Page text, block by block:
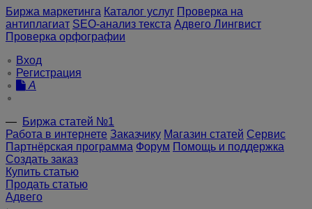
Биржа маркетинга Каталог услуг Проверка на
антиплагиат SEO-анализ текста Адвего Лингвист
Проверка орфографии
Вход
Регистрация
A
—
Биржа статей №1
Работа в интернете Заказчику Магазин статей Сервис
Партнёрская программа Форум Помощь и поддержка
Создать заказ
Купить статью
Продать статью
Адвего